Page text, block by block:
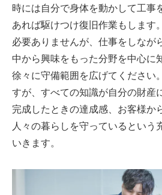
時には自分で身体を動かして工事
あれば駆けつけ復旧作業もします
必要ありませんが、仕事をしなが
中から興味をもった分野を中心に
徐々に守備範囲を広げてください
すが、すべての知識が自分の財産
完成したときの達成感、お客様か
人々の暮らしを守っているという
いきます。